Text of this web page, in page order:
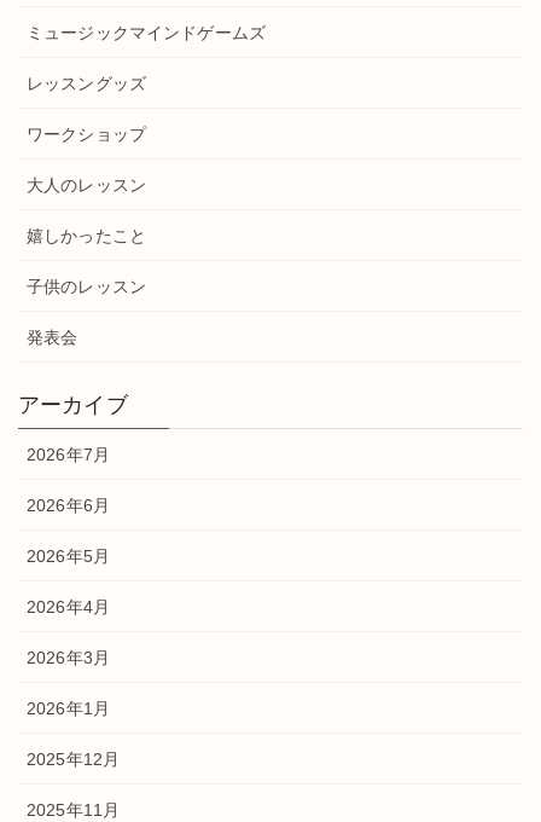
ミュージックマインドゲームズ
レッスングッズ
ワークショップ
大人のレッスン
嬉しかったこと
子供のレッスン
発表会
アーカイブ
2026年7月
2026年6月
2026年5月
2026年4月
2026年3月
2026年1月
2025年12月
2025年11月